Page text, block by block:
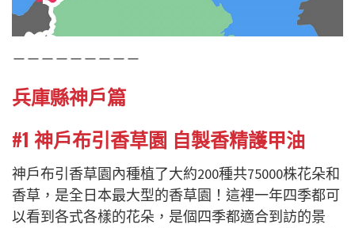
－－－－－－－－－
兵庫縣神戶篇
#1 神戶布引香草園 自製香精護甲油
神戶布引香草園內種植了大約200種共75000株花朵和
香草，是全日本最大型的香草園！這裡一年四季都可
以看到各式各樣的花朵，是個四季都適合到訪的景